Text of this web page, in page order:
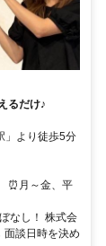
るだけ♪
」より徒歩5分
⏰月～金、平
なし！ 株式会
面談日時を決め